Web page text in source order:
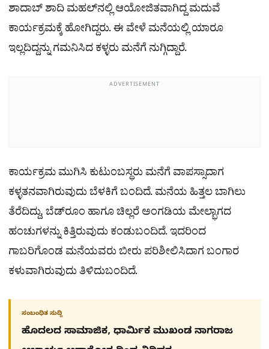
ಶಾದಾಬ್ ಶಾದಿ ಮಹಲ್‌ನಲ್ಲಿ ಆಯೋಜಿತವಾಗಿದ್ದ ಮದುವೆ
ಕಾರ್ಯಕ್ರಮಕ್ಕೆ ಹೋಗಿದ್ದರು. ಈ ವೇಳೆ ಮನೆಯಲ್ಲಿ ಯಾರೂ
ಇಲ್ಲದಿದ್ದನ್ನು ಗಮನಿಸಿದ ಕಳ್ಳರು ಮನೆಗೆ ನುಗ್ಗಿದ್ದಾರೆ.
ADVERTISEMENT
ಕಾರ್ಯಕ್ರಮ ಮುಗಿಸಿ ಕುಟುಂಬಸ್ಥರು ಮನೆಗೆ ವಾಪಸ್ಸಾದಾಗ
ಕಳ್ಳತನವಾಗಿರುವುದು ಬೆಳಕಿಗೆ ಬಂದಿದೆ. ಮನೆಯ ಹಿತ್ತಲ ಬಾಗಿಲು
ತೆರೆದಿದ್ದು, ಬೆಡ್‌ರೂಂ ಹಾಗೂ ಚಿಲ್ಲರೆ ಅಂಗಡಿಯ ಮೇಲ್ಭಾಗದ
ಹಂಚುಗಳನ್ನು ಕಿತ್ತಿರುವುದು ಕಂಡುಬಂದಿದೆ. ಇದರಿಂದ
ಗಾಬರಿಗೊಂಡ ಮನೆಯವರು ಬೀರು ಪರಿಶೀಲಿಸಿದಾಗ ಬಂಗಾರ
ಕಳುವಾಗಿರುವುದು ತಿಳಿದುಬಂದಿದೆ.
ಸಂಬಂಧಿತ ಸುದ್ದಿ
ಹೊದಲದ ಸಾಮಾಜಿಕ, ಧಾರ್ಮಿಕ ಮುಖಂಡ ನಾಗರಾಜ